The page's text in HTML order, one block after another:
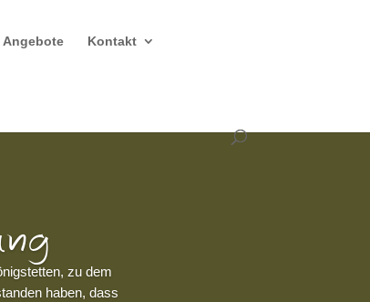
Angebote Kontakt
zu dem
haben, dass